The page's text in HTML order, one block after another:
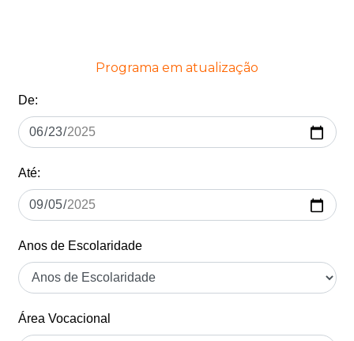
Programa em atualização
De:
Até:
Anos de Escolaridade
Área Vocacional